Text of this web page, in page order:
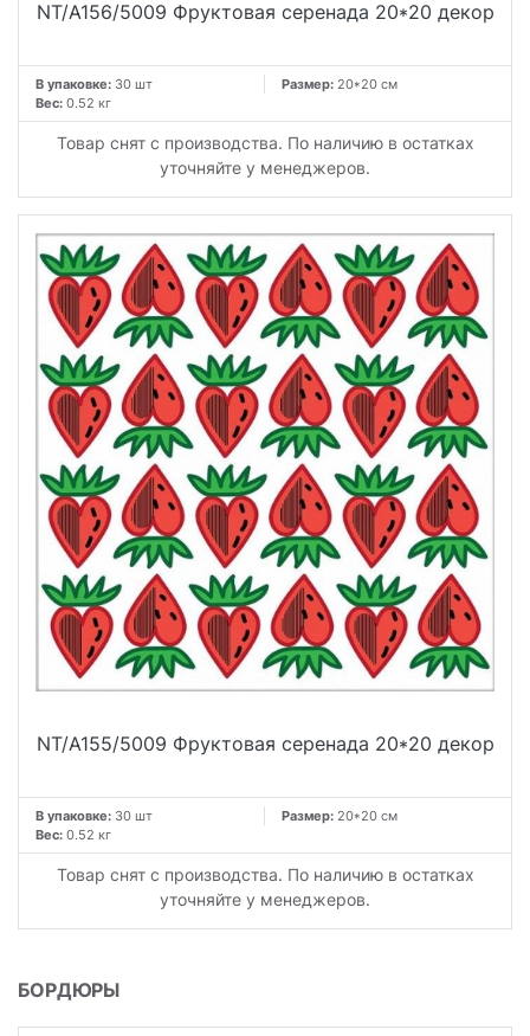
NT/A156/5009 Фруктовая серенада 20*20 декор
В упаковке: 30 шт Размер: 20*20 см
Вес: 0.52 кг
Товар снят с производства. По наличию в остатках
уточняйте у менеджеров.
NT/A155/5009 Фруктовая серенада 20*20 декор
В упаковке: 30 шт Размер: 20*20 см
Вес: 0.52 кг
Товар снят с производства. По наличию в остатках
уточняйте у менеджеров.
БОРДЮРЫ